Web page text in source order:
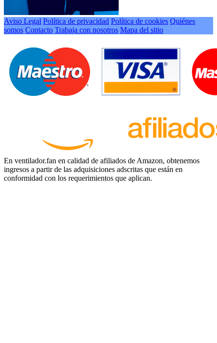
Aviso Legal Política de privacidad Política de cookies Quiénes
somos Contacto Trabaja con nosotros Mapa del sitio
En ventilador.fan en calidad de afiliados de Amazon, obtenemos
ingresos a partir de las adquisiciones adscritas que están en
conformidad con los requerimientos que aplican.